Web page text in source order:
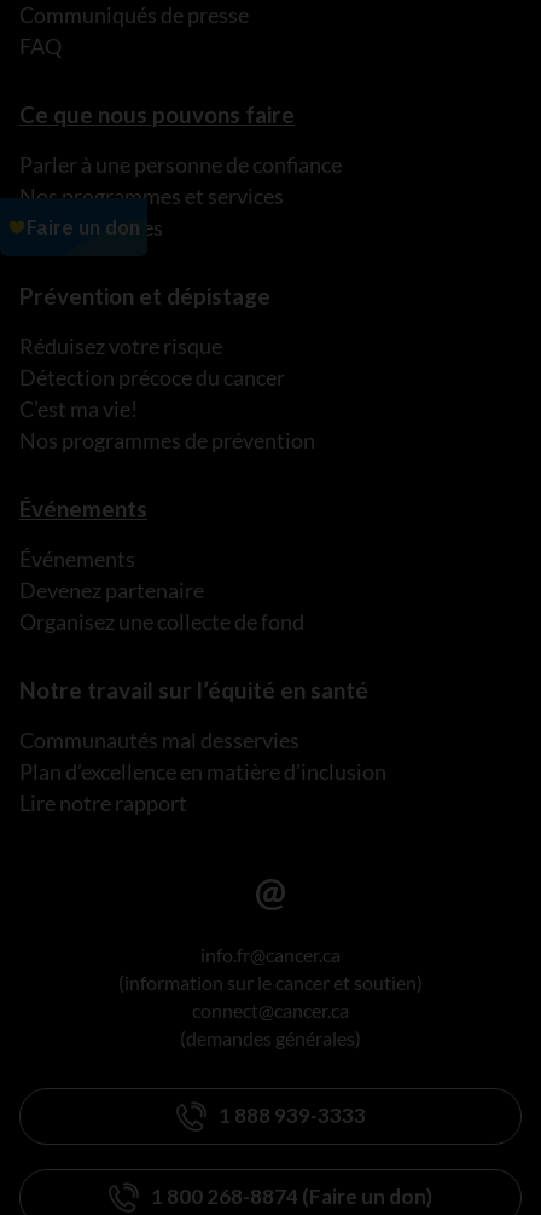
Communiqués de presse
FAQ
Ce que nous pouvons faire
Parler à une personne de confiance
Nos programmes et services
Nos ressources
Prévention et dépistage
Réduisez votre risque
Détection précoce du cancer
C’est ma vie!
Nos programmes de prévention
Événements
Événements
Devenez partenaire
Organisez une collecte de fond
Notre travail sur l’équité en santé
Communautés mal desservies
Plan d’excellence en matière d’inclusion
Lire notre rapport
info.fr@cancer.ca
(information sur le cancer et soutien)
connect@cancer.ca
(demandes générales)
1 888 939-3333
1 800 268-8874 (Faire un don)